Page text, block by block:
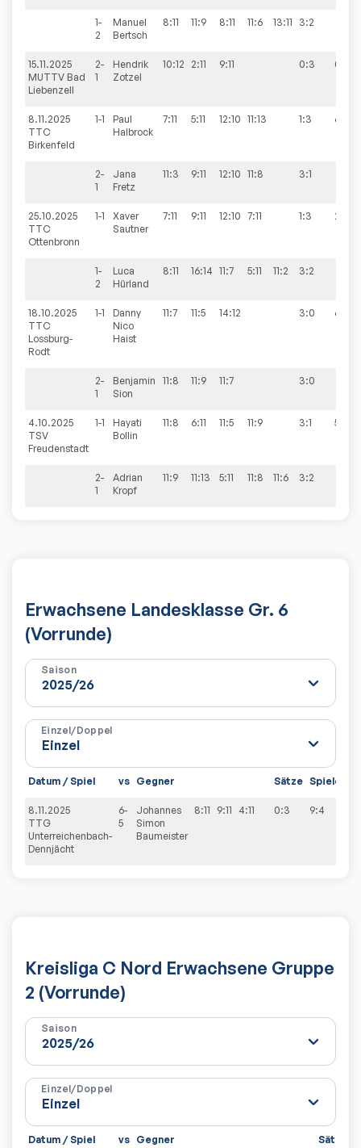
1-
2
Manuel
Bertsch
8:11 11:9 8:11 11:6 13:11 3:2
15.11.2025
MUTTV Bad
Liebenzell
2-
1
Hendrik
Zotzel
10:12 2:11 9:11 0:3 0:6
8.11.2025
TTC
Birkenfeld
1-1
Paul
Halbrock
7:11 5:11 12:10 11:13 1:3 6:3
2-
1
Jana
Fretz
11:3 9:11 12:10 11:8 3:1
25.10.2025
TTC
Ottenbronn
1-1
Xaver
Sautner
7:11 9:11 12:10 7:11 1:3 2:6
1-
2
Luca
Hürland
8:11 16:14 11:7 5:11 11:2 3:2
18.10.2025
TTC
Lossburg-
Rodt
1-1
Danny
Nico
Haist
11:7 11:5 14:12 3:0 6:1
2-
1
Benjamin
Sion
11:8 11:9 11:7 3:0
4.10.2025
TSV
Freudenstadt
1-1
Hayati
Bollin
11:8 6:11 11:5 11:9 3:1 5:5
2-
1
Adrian
Kropf
11:9 11:13 5:11 11:8 11:6 3:2
Erwachsene Landesklasse Gr. 6
(Vorrunde)
Saison
Einzel/Doppel
Datum / Spiel vs Gegner Sätze Spiele
8.11.2025
TTG
Unterreichenbach-
Dennjächt
6-
5
Johannes
Simon
Baumeister
8:11 9:11 4:11 0:3 9:4
Kreisliga C Nord Erwachsene Gruppe
2 (Vorrunde)
Saison
Einzel/Doppel
Datum / Spiel vs Gegner Sätze